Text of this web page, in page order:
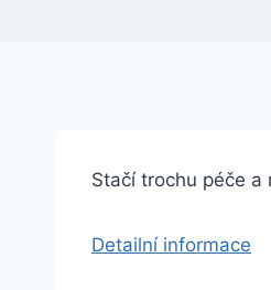
Stačí trochu péče a
Detailní informace